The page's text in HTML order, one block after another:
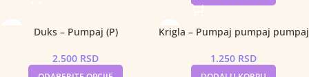
Duks – Pumpaj (P)
2.500 RSD
Krigla – Pumpaj pumpaj pumpaj
1.250 RSD